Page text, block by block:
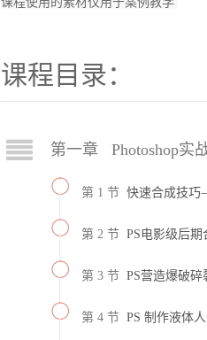
课程目录：
第一章 Photoshop实
第 1 节 快速合成技
第 2 节 PS电影级后
第 3 节 PS营造爆破
第 4 节 PS 制作液体